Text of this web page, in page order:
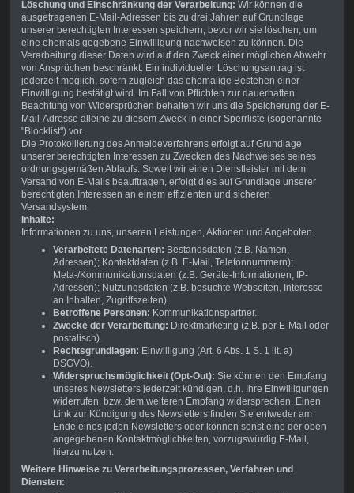
Löschung und Einschränkung der Verarbeitung: Wir können die
ausgetragenen E-Mail-Adressen bis zu drei Jahren auf Grundlage
unserer berechtigten Interessen speichern, bevor wir sie löschen, um
eine ehemals gegebene Einwilligung nachweisen zu können. Die
Verarbeitung dieser Daten wird auf den Zweck einer möglichen Abwehr
von Ansprüchen beschränkt. Ein individueller Löschungsantrag ist
jederzeit möglich, sofern zugleich das ehemalige Bestehen einer
Einwilligung bestätigt wird. Im Fall von Pflichten zur dauerhaften
Beachtung von Widersprüchen behalten wir uns die Speicherung der E-
Mail-Adresse alleine zu diesem Zweck in einer Sperrliste (sogenannte
"Blocklist") vor.
Die Protokollierung des Anmeldeverfahrens erfolgt auf Grundlage
unserer berechtigten Interessen zu Zwecken des Nachweises seines
ordnungsgemäßen Ablaufs. Soweit wir einen Dienstleister mit dem
Versand von E-Mails beauftragen, erfolgt dies auf Grundlage unserer
berechtigten Interessen an einem effizienten und sicheren
Versandsystem.
Inhalte:
Informationen zu uns, unseren Leistungen, Aktionen und Angeboten.
Verarbeitete Datenarten: Bestandsdaten (z.B. Namen,
Adressen); Kontaktdaten (z.B. E-Mail, Telefonnummern);
Meta-/Kommunikationsdaten (z.B. Geräte-Informationen, IP-
Adressen); Nutzungsdaten (z.B. besuchte Webseiten, Interesse
an Inhalten, Zugriffszeiten).
Betroffene Personen: Kommunikationspartner.
Zwecke der Verarbeitung: Direktmarketing (z.B. per E-Mail oder
postalisch).
Rechtsgrundlagen: Einwilligung (Art. 6 Abs. 1 S. 1 lit. a)
DSGVO).
Widerspruchsmöglichkeit (Opt-Out): Sie können den Empfang
unseres Newsletters jederzeit kündigen, d.h. Ihre Einwilligungen
widerrufen, bzw. dem weiteren Empfang widersprechen. Einen
Link zur Kündigung des Newsletters finden Sie entweder am
Ende eines jeden Newsletters oder können sonst eine der oben
angegebenen Kontaktmöglichkeiten, vorzugswürdig E-Mail,
hierzu nutzen.
Weitere Hinweise zu Verarbeitungsprozessen, Verfahren und
Diensten: